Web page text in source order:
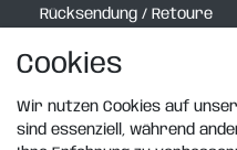
Rücksendung / Retoure
Verlegerechner Schmal
Rasenkanten Katalog
Design Wandboard
Cookies
Wir nutzen Cookies auf
sind essenziell, während